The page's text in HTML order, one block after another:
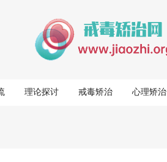
理论探讨 戒毒矫治 心理矫治